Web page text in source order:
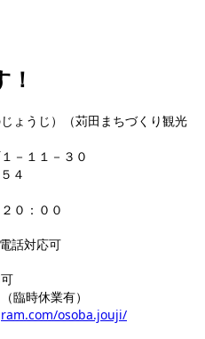
ょうじ）（苅田まちづくり観光
－１１－３０
４
０：００
話対応可
臨時休業有）
osoba.jouji/